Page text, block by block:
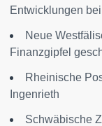
Entwicklungen
Neue
Finanzgipfel
Rheinische
Ingenrieth
Schwäbische